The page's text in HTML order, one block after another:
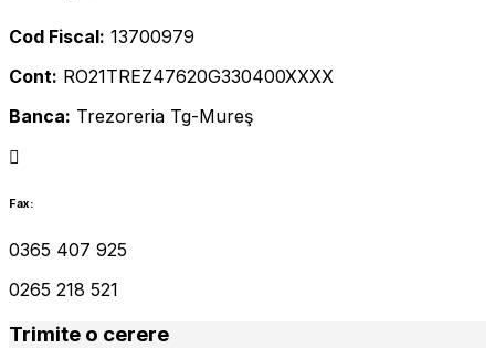
Cod Fiscal: 13700979
Cont: RO21TREZ47620G330400XXXX
Banca: Trezoreria Tg-Mureş
Fax:
0365 407 925
0265 218 521
Trimite o cerere